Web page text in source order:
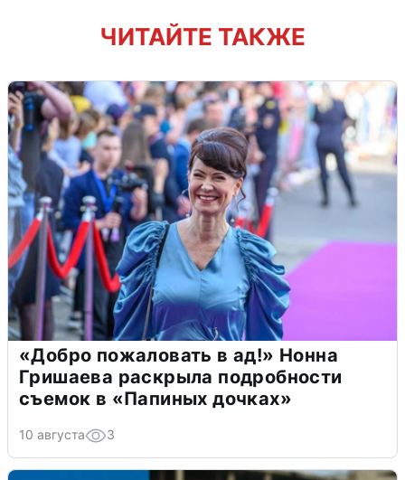
ЧИТАЙТЕ ТАКЖЕ
«Добро пожаловать в ад!» Нонна
Гришаева раскрыла подробности
съемок в «Папиных дочках»
10 августа 3